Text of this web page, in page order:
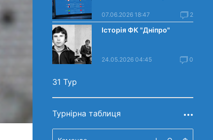
07.06.2026 18:47 2
Історія ФК "Дніпро"
24.05.2026 04:45 0
31 Тур
Турнірна таблиця